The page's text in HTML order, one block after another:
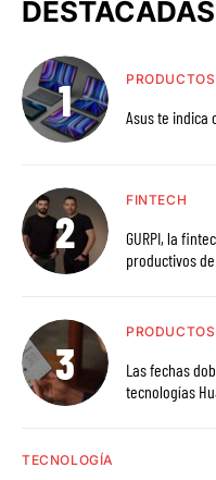
DESTACADAS
PRODUCTOS
Asus te indica
FINTECH
GURPI, la fintech argentina,
productivos
PRODUCTOS
Las fechas
tecnologías
TECNOLOGÍA